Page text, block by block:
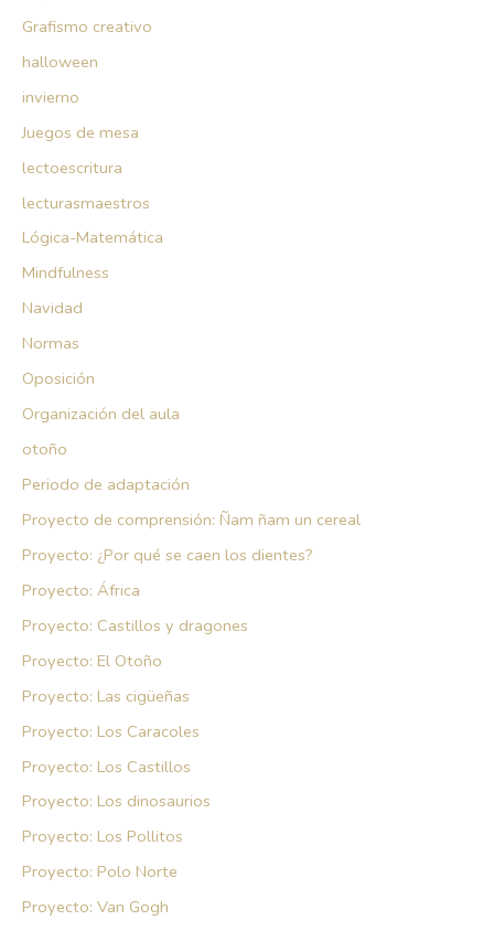
Grafismo creativo
halloween
invierno
Juegos de mesa
lectoescritura
lecturasmaestros
Lógica-Matemática
Mindfulness
Navidad
Normas
Oposición
Organización del aula
otoño
Periodo de adaptación
Proyecto de comprensión: Ñam ñam un cereal
Proyecto: ¿Por qué se caen los dientes?
Proyecto: África
Proyecto: Castillos y dragones
Proyecto: El Otoño
Proyecto: Las cigüeñas
Proyecto: Los Caracoles
Proyecto: Los Castillos
Proyecto: Los dinosaurios
Proyecto: Los Pollitos
Proyecto: Polo Norte
Proyecto: Van Gogh